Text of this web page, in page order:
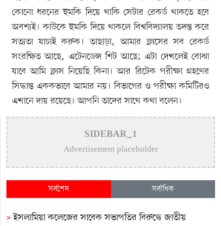
কোনো ধরনের হুমকি দিয়ে থাকি সেটার রেকর্ড থাকতে হবে
অবশ্যই। কাউকে হুমকি দিয়ে থাকলে বিশ্ববিদ্যালয় তদন্ত করে
সত্যতা যাচাই করুক। তাছাড়া, আমার ক্লাসের সব রেকর্ড
সংরক্ষিত আছে, এটেনডেন্স শিট আছে; এটা দেখলেই বোঝা
যাবে আমি ক্লাস নিয়েছি কিনা। আর রিটেক পরীক্ষা গ্রহণের
সিদ্ধান্ত এককভাবে আমার নয়। বিভাগের ও পরীক্ষা কমিটিরও
এখানে দায় রয়েছে। আপনি তাদের সাথে কথা বলেন।
SIDEBAR_1
Advertisement placeholder
সর্বশেষ সর্বাধিক
>ইসলামিয়া কলেজের সাবেক সভাপতির বিরুদ্ধে জাতীয়